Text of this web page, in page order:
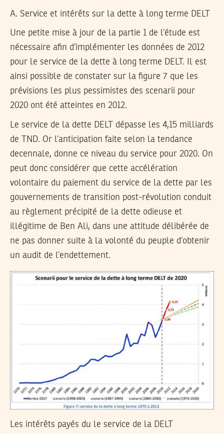
A. Service et intérêts sur la dette à long terme DELT
Une petite mise à jour de la partie 1 de l’étude est
nécessaire afin d’implémenter les données de 2012
pour le service de la dette à long terme DELT. Il est
ainsi possible de constater sur la figure 7 que les
prévisions les plus pessimistes des scenarii pour
2020 ont été atteintes en 2012.
Le service de la dette DELT dépasse les 4,15 milliards
de TND. Or l’anticipation faite selon la tendance
decennale, donne ce niveau du service pour 2020. On
peut donc considérer que cette accélération
volontaire du paiement du service de la dette par les
gouvernements de transition post-révolution conduit
au règlement précipité de la dette odieuse et
illégitime de Ben Ali, dans une attitude délibérée de
ne pas donner suite à la volonté du peuple d’obtenir
un audit de l’endettement.
Les intérêts payés du le service de la DELT